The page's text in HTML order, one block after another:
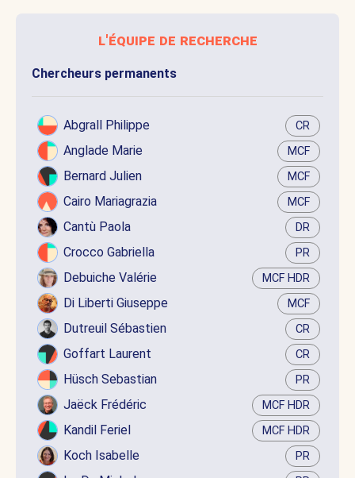
l'équipe de recherche
Chercheurs permanents
Abgrall Philippe CR
Anglade Marie MCF
Bernard Julien MCF
Cairo Mariagrazia MCF
Cantù Paola DR
Crocco Gabriella PR
Debuiche Valérie MCF HDR
Di Liberti Giuseppe MCF
Dutreuil Sébastien CR
Goffart Laurent CR
Hüsch Sebastian PR
Jaëck Frédéric MCF HDR
Kandil Feriel MCF HDR
Koch Isabelle PR